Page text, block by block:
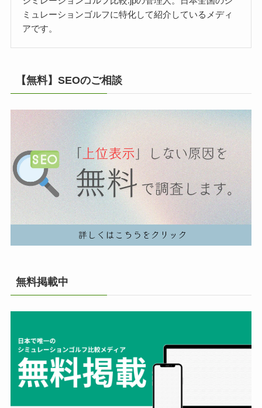
ミュレーションゴルフに特化して紹介しているメディ
アです。
【無料】SEOのご相談
無料掲載中